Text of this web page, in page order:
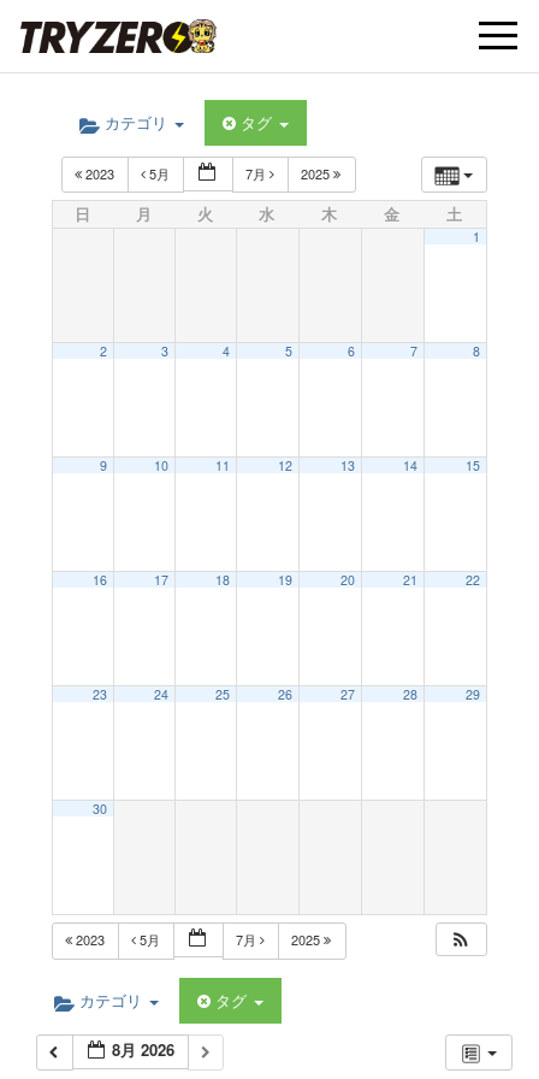
t
o
カテゴリ タグ
2023 5月 7月 2025
日 月 火 水 木 金 土
1
2 3 4 5 6 7 8
9 10 11 12 13 14 15
16 17 18 19 20 21 22
23 24 25 26 27 28 29
30
2023 5月 7月 2025
カテゴリ タグ
8月 2026